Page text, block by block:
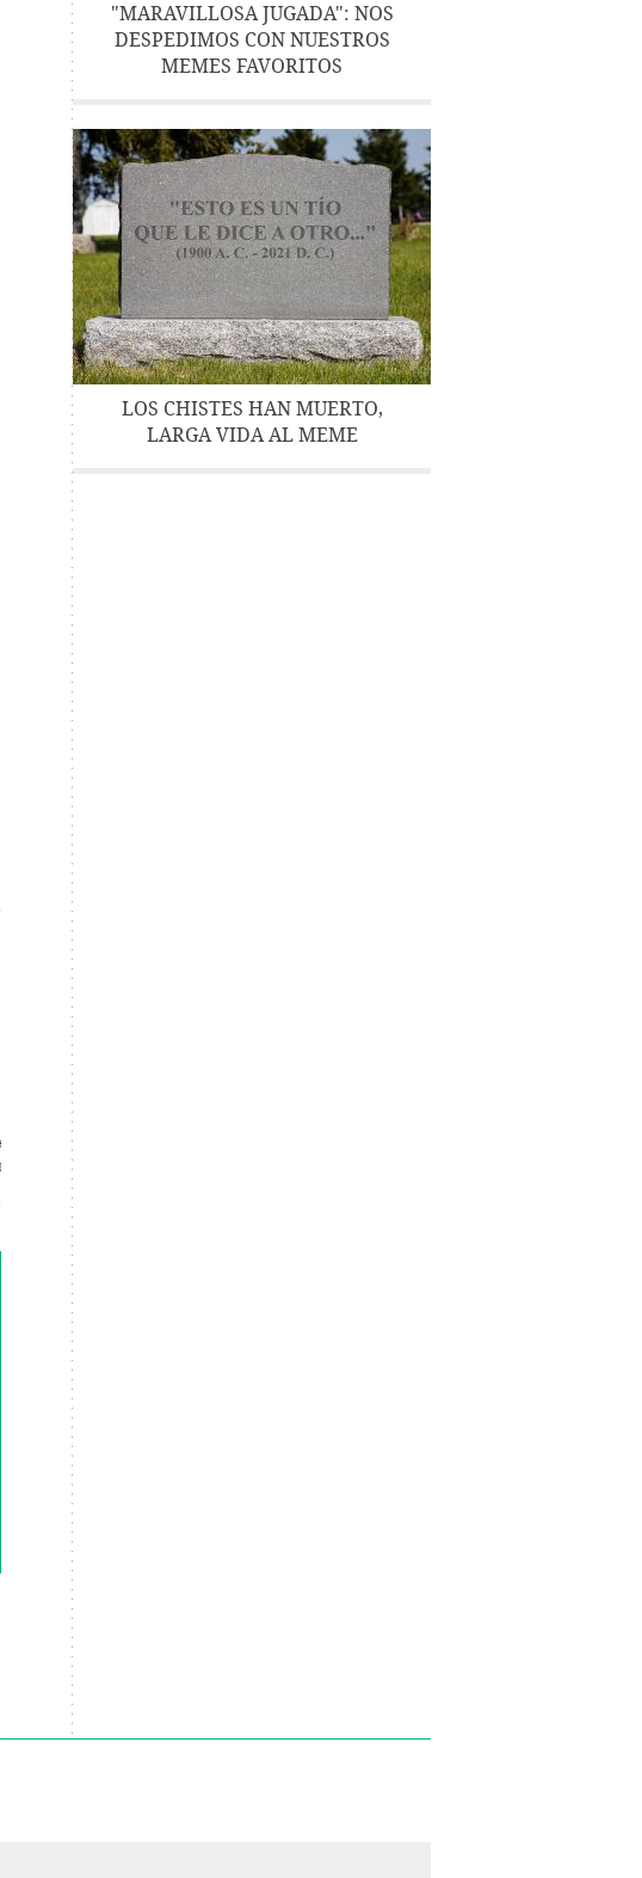
"MARAVILLOSA JUGADA": NOS
DESPEDIMOS CON NUESTROS
MEMES FAVORITOS
LOS CHISTES HAN MUERTO,
LARGA VIDA AL MEME